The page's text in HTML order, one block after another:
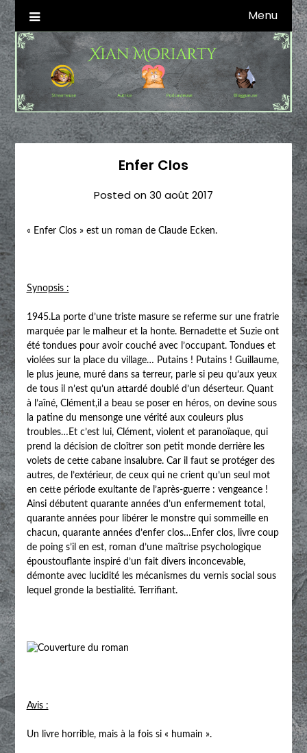
Skip
to
content
Xian Moriarty
Autrice SFFF & Blogueuse & Streameuse Menu
Enfer Clos
Posted on30 août 2017
« Enfer Clos » est un roman de Claude Ecken.
Synopsis :
1945.La porte d’une triste masure se referme sur une fratrie
marquée par le malheur et la honte. Bernadette et Suzie ont
été tondues pour avoir couché avec l’occupant. Tondues et
violées sur la place du village… Putains ! Putains ! Guillaume,
le plus jeune, muré dans sa terreur, parle si peu qu’aux yeux
de tous il n’est qu’un attardé doublé d’un déserteur. Quant
à l’aîné, Clément,il a beau se poser en héros, on devine sous
la patine du mensonge une vérité aux couleurs plus
troubles…Et c’est lui, Clément, violent et paranoïaque, qui
prend la décision de cloîtrer son petit monde derrière les
volets de cette cabane insalubre. Car il faut se protéger des
autres, de l’extérieur, de ceux qui ne crient qu’un seul mot
en cette période exultante de l’après-guerre : vengeance !
Ainsi débutent quarante années d’un enfermement total,
quarante années pour libérer le monstre qui sommeille en
chacun, quarante années d’enfer clos…Enfer clos, livre coup
de poing s’il en est, roman d’une maîtrise psychologique
époustouflante inspiré d’un fait divers inconcevable,
démonte avec lucidité les mécanismes du vernis social sous
lequel gronde la bestialité. Terrifiant.
Avis :
Un livre horrible, mais à la fois si « humain ».